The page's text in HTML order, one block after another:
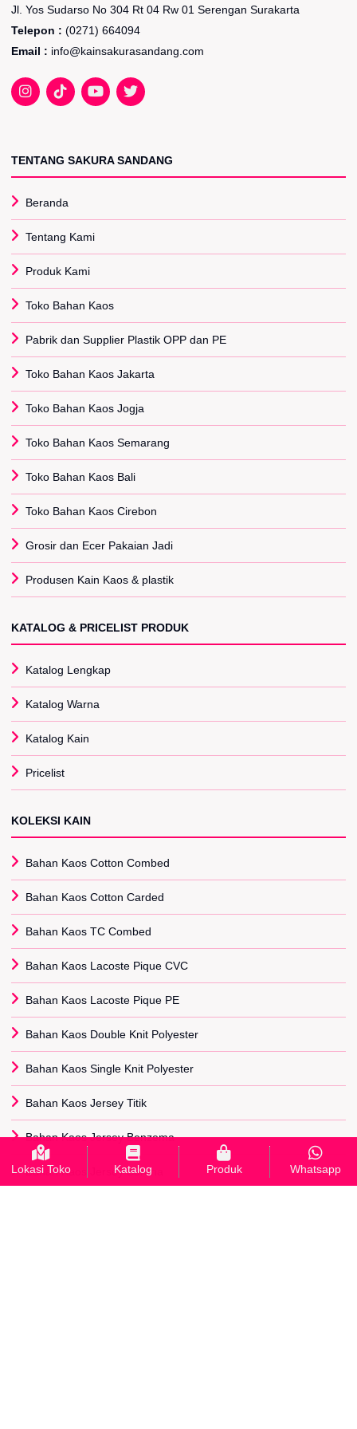
Jl. Yos Sudarso No 304 Rt 04 Rw 01 Serengan Surakarta
Telepon : (0271) 664094
Email : info@kainsakurasandang.com
TENTANG SAKURA SANDANG
Beranda
Tentang Kami
Produk Kami
Toko Bahan Kaos
Pabrik dan Supplier Plastik OPP dan PE
Toko Bahan Kaos Jakarta
Toko Bahan Kaos Jogja
Toko Bahan Kaos Semarang
Toko Bahan Kaos Bali
Toko Bahan Kaos Cirebon
Grosir dan Ecer Pakaian Jadi
Produsen Kain Kaos & plastik
KATALOG & PRICELIST PRODUK
Katalog Lengkap
Katalog Warna
Katalog Kain
Pricelist
KOLEKSI KAIN
Bahan Kaos Cotton Combed
Bahan Kaos Cotton Carded
Bahan Kaos TC Combed
Bahan Kaos Lacoste Pique CVC
Bahan Kaos Lacoste Pique PE
Bahan Kaos Double Knit Polyester
Bahan Kaos Single Knit Polyester
Bahan Kaos Jersey Titik
Bahan Kaos Jersey Benzema
Bahan Kaos Jersey Serena
Lokasi Toko Katalog Produk Whatsapp